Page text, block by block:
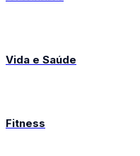
Vida e Saúde
Fitness